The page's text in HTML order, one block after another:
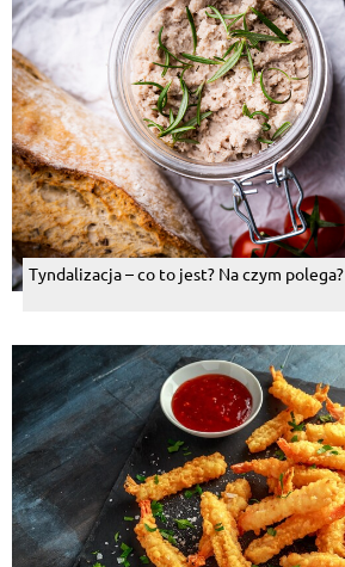
Tyndalizacja – co to jest? Na czym polega?